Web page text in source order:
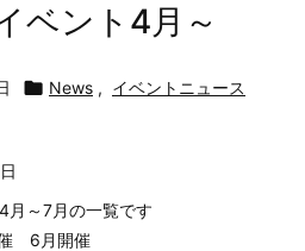
ベント4月～
 News , イベントニュース
月～7月の一覧です
6月開催